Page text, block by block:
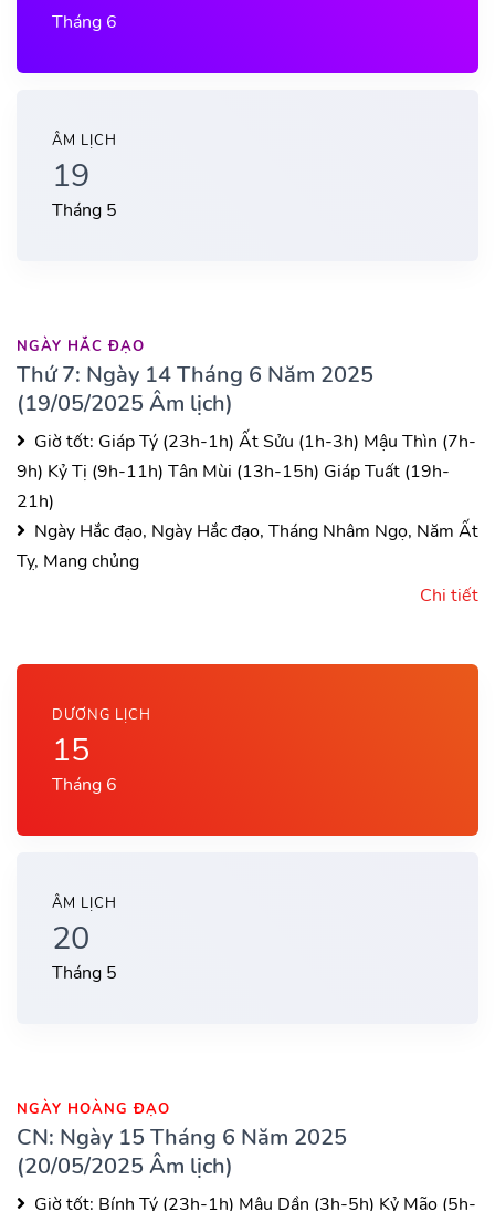
Tháng 6
ÂM LỊCH
19
Tháng 5
NGÀY HẮC ĐẠO
Thứ 7: Ngày 14 Tháng 6 Năm 2025
(19/05/2025 Âm lịch)
Giờ tốt: Giáp Tý (23h-1h) Ất Sửu (1h-3h) Mậu Thìn (7h-
9h) Kỷ Tị (9h-11h) Tân Mùi (13h-15h) Giáp Tuất (19h-
21h)
Ngày Hắc đạo, Ngày Hắc đạo, Tháng Nhâm Ngọ, Năm Ất
Tỵ, Mang chủng
Chi tiết
DƯƠNG LỊCH
15
Tháng 6
ÂM LỊCH
20
Tháng 5
NGÀY HOÀNG ĐẠO
CN: Ngày 15 Tháng 6 Năm 2025
(20/05/2025 Âm lịch)
Giờ tốt: Bính Tý (23h-1h) Mậu Dần (3h-5h) Kỷ Mão (5h-